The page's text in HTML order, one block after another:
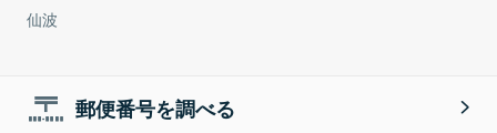
仙波
郵便番号を調べる